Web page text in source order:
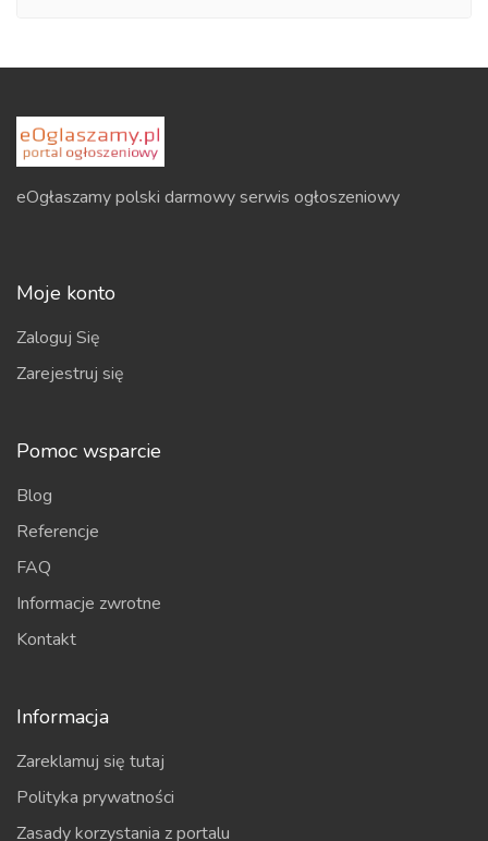
eOgłaszamy polski darmowy serwis ogłoszeniowy
Moje konto
Zaloguj Się
Zarejestruj się
Pomoc wsparcie
Blog
Referencje
FAQ
Informacje zwrotne
Kontakt
Informacja
Zareklamuj się tutaj
Polityka prywatności
Zasady korzystania z portalu